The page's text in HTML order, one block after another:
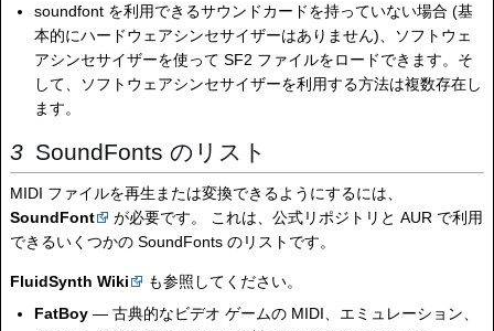
soundfont を利用できるサウンドカードを持っていない場合 (基
本的にハードウェアシンセサイザーはありません)、ソフトウェ
アシンセサイザーを使って SF2 ファイルをロードできます。そ
して、ソフトウェアシンセサイザーを利用する方法は複数存在し
ます。
SoundFonts のリスト
MIDI ファイルを再生または変換できるようにするには、
SoundFont
が必要です。 これは、公式リポジトリと AUR で利用
できるいくつかの SoundFonts のリストです。
FluidSynth Wiki
も参照してください。
FatBoy — 古典的なビデオ ゲームの MIDI、エミュレーション、